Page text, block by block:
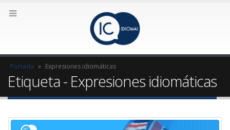
Portada » Expresiones idiomáticas
Etiqueta - Expresiones idiomáticas